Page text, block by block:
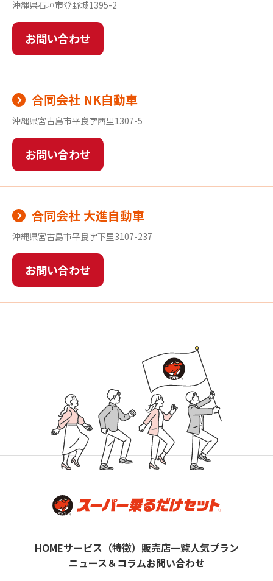
沖縄県石垣市登野城1395-2
お問い合わせ
合同会社 NK自動車
沖縄県宮古島市平良字西里1307-5
お問い合わせ
合同会社 大進自動車
沖縄県宮古島市平良字下里3107-237
お問い合わせ
HOMEサービス（特徴） 販売店一覧人気プラン
ニュース＆コラムお問い合わせ